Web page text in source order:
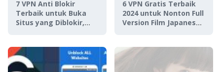
7 VPN Anti Blokir
Terbaik untuk Buka
Situs yang Diblokir,
6 VPN Gratis Terbaik
2024 untuk Nonton Full
Version Film Japanese